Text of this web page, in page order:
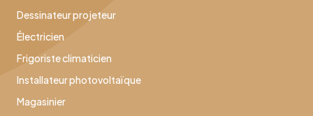
Dessinateur projeteur
Électricien
Frigoriste climaticien
Installateur photovoltaïque
Magasinier